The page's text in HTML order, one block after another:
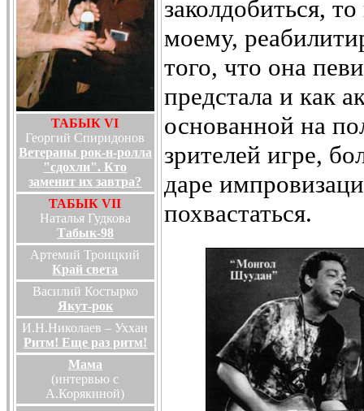
ТАБЫК VI
Георгий Спиридонов
Ветераны рок-н-ролла
"сдохли". Кто
заменит их завтра?
ТАБЫК VII
Наталья Гудкова
Табык-98
Артемий Троицкий
Край света
Василий Костырко
Якут-рок
И.Н.Николаев – Уххан
Ритм! Еще раз ритм!
Мама
(интервью с
А.Корякиной)
заколдобиться,
моему,
того, что она
предстала и как
основанной на
зрителей игре,
даре
похвастаться.